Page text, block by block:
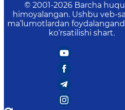
© 2001-2026 Barcha
himoyalangan. Ushbu veb-
ma’lumotlardan
ko‘rsatilishi shart.